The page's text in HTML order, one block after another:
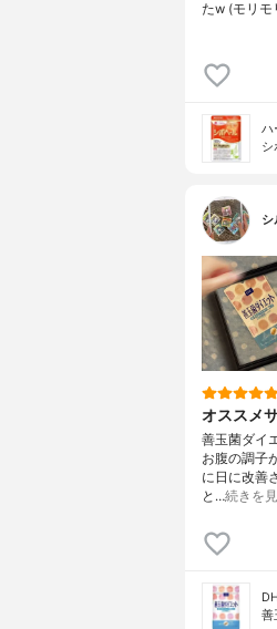
たw (モリモ
ハ
シ
シ
オススメ
善玉菌ダイ
お腹の調子
に日に改善
と…続きを
善